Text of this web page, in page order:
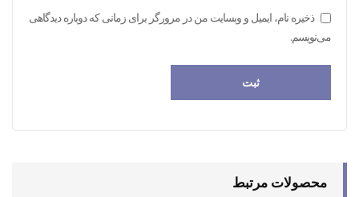
ذخیره نام، ایمیل و وبسایت من در مرورگر برای زمانی که دوباره دیدگاهی
می‌نویسم.
محصولات مرتبط